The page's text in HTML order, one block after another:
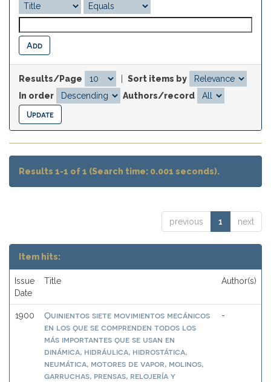
Results/Page
Sort items by
In order
Authors/record
Results 1-1 of 1 (Search time: 0.001 seconds).
previous 1 next
Item hits:
Issue
Date
Title Author(s)
1900
Quinientos siete movimientos mecánicos
en los que se comprenden todos los
más importantes que se usan en
dinámica, hidráulica, hidrostática,
neumática, motores de vapor, molinos,
garruchas, prensas, relojería y
-